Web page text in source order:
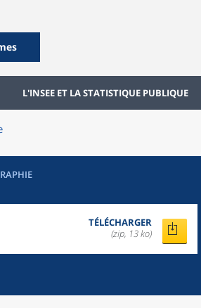
L'INSEE ET LA STATISTIQUE PUBLIQUE
TÉLÉCHARGER
(zip, 13 ko)